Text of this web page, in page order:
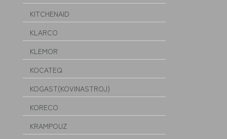
KITCHENAID
KLARCO
KLEMOR
KOCATEQ
KOGAST(KOVINASTROJ)
KORECO
KRAMPOUZ